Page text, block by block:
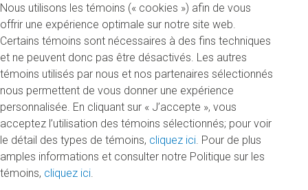
Tous ceux et celles qui ont des idées et des projets à
soumettre pour la plateforme de sociofinancement sont
invités à communiquer avec la Fondation de l'UQAM par
l'entremise du formulaire prévu à cet effet
. Les projets
doivent être soutenus par une unité organisationnelle de
l’Université ou encore par une association étudiante ou un
groupe étudiant reconnu de l’UQAM. «Chaque projet doit
s’inscrire dans une durée de temps précise et avoir un
objectif financier adapté au sociofinancement, explique
Katrina Côté Girard. Il doit respecter la mission de la
Fondation de l’UQAM et notre équipe en validera le
Nous utilisons les témoins (« cookies ») afin de vous
offrir une expérience optimale sur notre site web.
Certains témoins sont nécessaires à des fins techniques
et ne peuvent donc pas être désactivés. Les autres
témoins utilisés par nous et nos partenaires sélectionnés
nous permettent de vous donner une expérience
personnalisée. En cliquant sur « J’accepte », vous
acceptez l’utilisation des témoins sélectionnés; pour voir
le détail des types de témoins, cliquez ici . Pour de plus
amples informations et consulter notre Politique sur les
témoins, cliquez ici